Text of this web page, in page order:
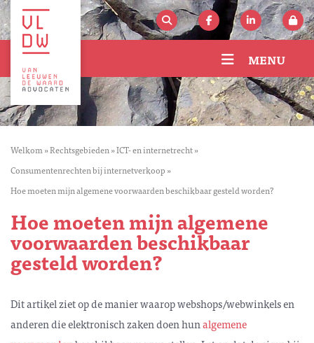
MENU
Welkom»Rechtsgebieden»ICT- en internetrecht»
Consumentenrechten bij internetverkoop »
Hoe moeten mijn algemene voorwaarden beschikbaar gesteld worden?
Hoe moeten mijn algemene
voorwaarden beschikbaar
gesteld worden?
Dit artikel ziet op de manier waarop webshops/webwinkels en
anderen die elektronisch zaken doen hunalgemene